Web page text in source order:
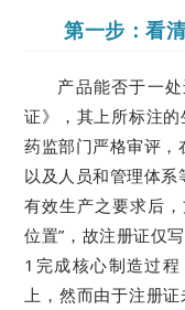
第一步：看
产品能否于一
证》，其上所标注
药监部门严格审评，
以及人员和管理体
有效生产之要求后
位置”，故注册证仅
1完成核心制造过
上，然而由于注册